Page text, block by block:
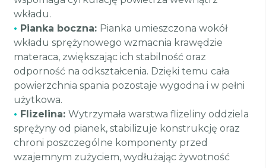
wkładu.
• Pianka boczna: Pianka umieszczona wokół
wkładu sprężynowego wzmacnia krawędzie
materaca, zwiększając ich stabilność oraz
odporność na odkształcenia. Dzięki temu cała
powierzchnia spania pozostaje wygodna i w pełni
użytkowa.
• Flizelina: Wytrzymała warstwa flizeliny oddziela
sprężyny od pianek, stabilizuje konstrukcję oraz
chroni poszczególne komponenty przed
wzajemnym zużyciem, wydłużając żywotność